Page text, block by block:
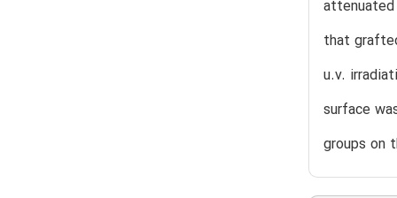
that
u.v.
surface
groups on